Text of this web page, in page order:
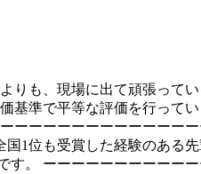
りも、現場に出て頑張っ
基準で平等な評価を行って
ーーーーーーーーーーーー
国1位も受賞した経験のある
す。 ーーーーーーーーーー